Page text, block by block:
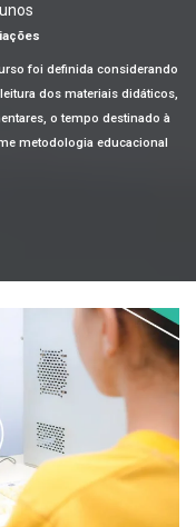
foi definida considerando
dos materiais didáticos,
o tempo destinado à
metodologia educacional